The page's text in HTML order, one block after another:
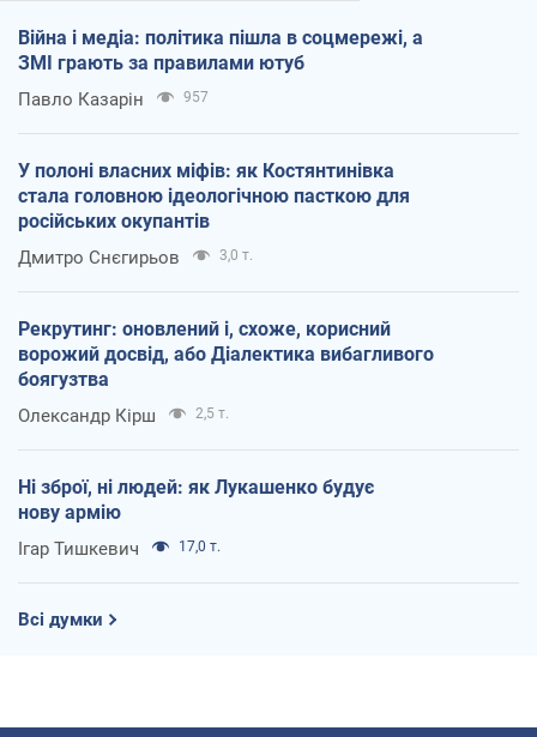
Війна і медіа: політика пішла в соцмережі, а
ЗМІ грають за правилами ютуб
Павло Казарін 957
У полоні власних міфів: як Костянтинівка
стала головною ідеологічною пасткою для
російських окупантів
Дмитро Снєгирьов 3,0 т.
Рекрутинг: оновлений і, схоже, корисний
ворожий досвід, або Діалектика вибагливого
боягузтва
Олександр Кірш 2,5 т.
Ні зброї, ні людей: як Лукашенко будує
нову армію
Ігар Тишкевич 17,0 т.
Всі думки